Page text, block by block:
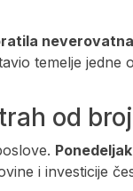
temelje jedne
od
Ponedeljak
i investicije